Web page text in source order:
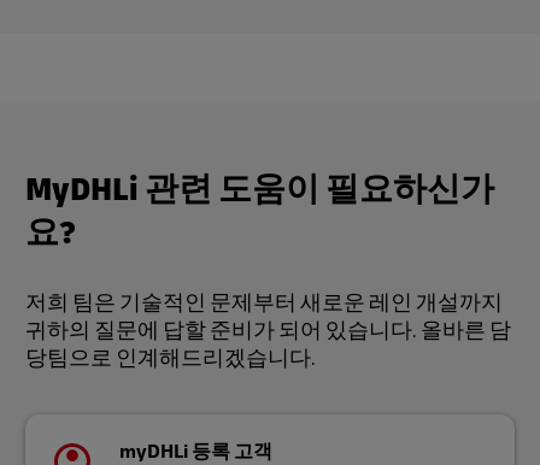
MyDHLi 관련 도움이 필요하신가
요?
저희 팀은 기술적인 문제부터 새로운 레인 개설까지
귀하의 질문에 답할 준비가 되어 있습니다. 올바른 담
당팀으로 인계해드리겠습니다.
myDHLi 등록 고객